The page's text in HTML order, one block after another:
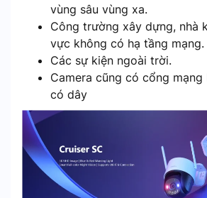
vùng sâu vùng xa.
Công trường xây dựng, nhà
vực không có hạ tầng mạng.
Các sự kiện ngoài trời.
Camera cũng có cổng
có dây